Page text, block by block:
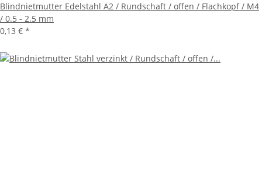
Blindnietmutter Edelstahl A2 / Rundschaft / offen / Flachkopf / M4
/ 0.5 - 2.5 mm
0,13 € *